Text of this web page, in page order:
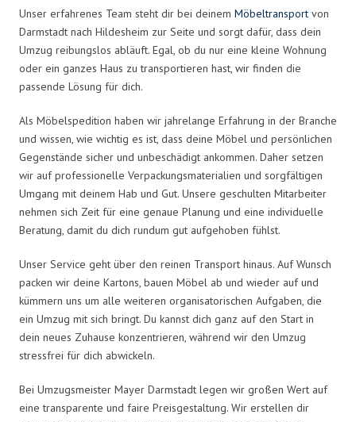
Unser erfahrenes Team steht dir bei deinem Möbeltransport von
Darmstadt nach Hildesheim zur Seite und sorgt dafür, dass dein
Umzug reibungslos abläuft. Egal, ob du nur eine kleine Wohnung
oder ein ganzes Haus zu transportieren hast, wir finden die
passende Lösung für dich.
Als Möbelspedition haben wir jahrelange Erfahrung in der Branche
und wissen, wie wichtig es ist, dass deine Möbel und persönlichen
Gegenstände sicher und unbeschädigt ankommen. Daher setzen
wir auf professionelle Verpackungsmaterialien und sorgfältigen
Umgang mit deinem Hab und Gut. Unsere geschulten Mitarbeiter
nehmen sich Zeit für eine genaue Planung und eine individuelle
Beratung, damit du dich rundum gut aufgehoben fühlst.
Unser Service geht über den reinen Transport hinaus. Auf Wunsch
packen wir deine Kartons, bauen Möbel ab und wieder auf und
kümmern uns um alle weiteren organisatorischen Aufgaben, die
ein Umzug mit sich bringt. Du kannst dich ganz auf den Start in
dein neues Zuhause konzentrieren, während wir den Umzug
stressfrei für dich abwickeln.
Bei Umzugsmeister Mayer Darmstadt legen wir großen Wert auf
eine transparente und faire Preisgestaltung. Wir erstellen dir